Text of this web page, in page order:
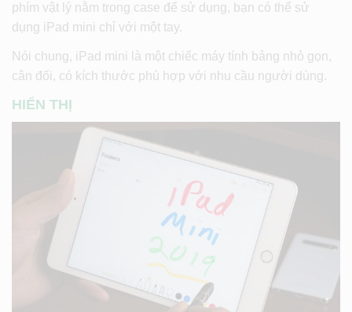
phím vật lý nằm trong case để sử dụng, bạn có thể sử
dụng iPad mini chỉ với một tay.
Nói chung, iPad mini là một chiếc máy tính bảng nhỏ gọn,
cân đối, có kích thước phù hợp với nhu cầu người dùng.
HIỂN THỊ